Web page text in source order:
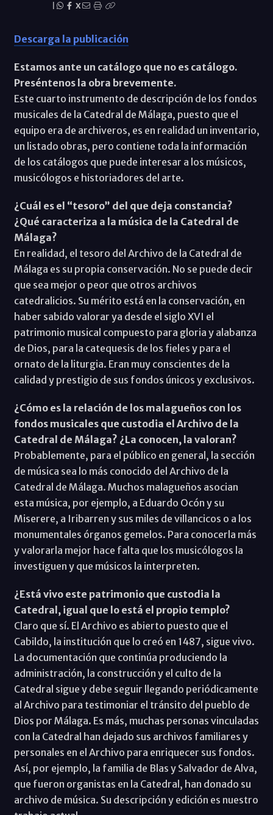
X
Descarga la publicación
Estamos ante un catálogo que no es catálogo.
Preséntenos la obra brevemente.
Este cuarto instrumento de descripción de los fondos
musicales de la Catedral de Málaga, puesto que el
equipo era de archiveros, es en realidad un inventario,
un listado obras, pero contiene toda la información
de los catálogos que puede interesar a los músicos,
musicólogos e historiadores del arte.
¿Cuál es el “tesoro” del que deja constancia?
¿Qué caracteriza a la música de la Catedral de
Málaga?
En realidad, el tesoro del Archivo de la Catedral de
Málaga es su propia conservación. No se puede decir
que sea mejor o peor que otros archivos
catedralicios. Su mérito está en la conservación, en
haber sabido valorar ya desde el siglo XVI el
patrimonio musical compuesto para gloria y alabanza
de Dios, para la catequesis de los fieles y para el
ornato de la liturgia. Eran muy conscientes de la
calidad y prestigio de sus fondos únicos y exclusivos.
¿Cómo es la relación de los malagueños con los
fondos musicales que custodia el Archivo de la
Catedral de Málaga? ¿La conocen, la valoran?
Probablemente, para el público en general, la sección
de música sea lo más conocido del Archivo de la
Catedral de Málaga. Muchos malagueños asocian
esta música, por ejemplo, a Eduardo Ocón y su
Miserere, a Iribarren y sus miles de villancicos o a los
monumentales órganos gemelos. Para conocerla más
y valorarla mejor hace falta que los musicólogos la
investiguen y que músicos la interpreten.
¿Está vivo este patrimonio que custodia la
Catedral, igual que lo está el propio templo?
Claro que sí. El Archivo es abierto puesto que el
Cabildo, la institución que lo creó en 1487, sigue vivo.
La documentación que continúa produciendo la
administración, la construcción y el culto de la
Catedral sigue y debe seguir llegando periódicamente
al Archivo para testimoniar el tránsito del pueblo de
Dios por Málaga. Es más, muchas personas vinculadas
con la Catedral han dejado sus archivos familiares y
personales en el Archivo para enriquecer sus fondos.
Así, por ejemplo, la familia de Blas y Salvador de Alva,
que fueron organistas en la Catedral, han donado su
archivo de música. Su descripción y edición es nuestro